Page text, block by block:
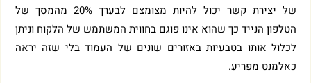
של יצירת קשר יכול להיות מצומצם לבערך 20% מהמסך של
הטלפון הנייד כך שהוא אינו פוגם בחווית המשתמש של הלקוח וניתן
לכלול אותו בטבעיות באזורים שונים של העמוד בלי שזה יראה
כאלמנט מפריע.